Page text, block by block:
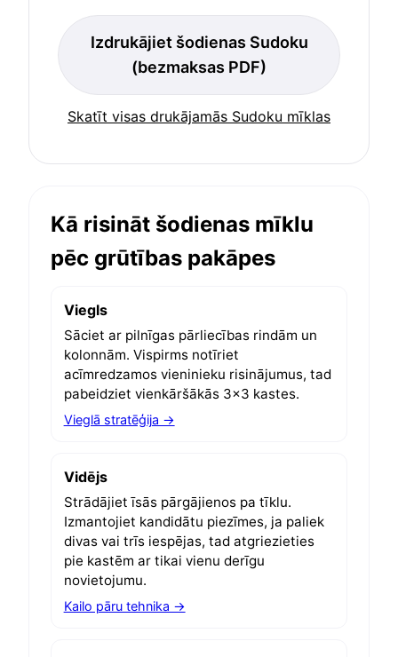
Izdrukājiet šodienas Sudoku
(bezmaksas PDF)
Skatīt visas drukājamās Sudoku mīklas
Kā risināt šodienas mīklu
pēc grūtības pakāpes
Viegls
Sāciet ar pilnīgas pārliecības rindām un
kolonnām. Vispirms notīriet
acīmredzamos vieninieku risinājumus, tad
pabeidziet vienkāršākās 3×3 kastes.
Vieglā stratēģija →
Vidējs
Strādājiet īsās pārgājienos pa tīklu.
Izmantojiet kandidātu piezīmes, ja paliek
divas vai trīs iespējas, tad atgriezieties
pie kastēm ar tikai vienu derīgu
novietojumu.
Kailo pāru tehnika →